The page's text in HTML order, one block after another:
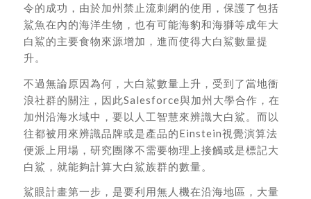
令的成功，由於加州禁止流刺網的使用，保護了包括
鯊魚在內的海洋生物，也有可能海豹和海獅等成年大
白鯊的主要食物來源增加，進而使得大白鯊數量提
升。
不過無論原因為何，大白鯊數量上升，受到了當地衝
浪社群的關注，因此Salesforce與加州大學合作，在
加州沿海水域中，要以人工智慧來辨識大白鯊。而以
往都被用來辨識品牌或是產品的Einstein視覺演算法
便派上用場，研究團隊不需要物理上接觸或是標記大
白鯊，就能夠計算大白鯊族群的數量。
鯊眼計畫第一步，是要利用無人機在沿海地區，大量